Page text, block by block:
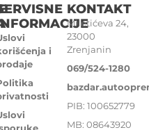
i
KONTAKT
Miletićeva 24,
23000
Zrenjanin
069/524-1280
PIB: 100652779
MB: 08643920